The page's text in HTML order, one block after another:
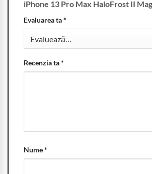
iPhone 13 Pro Max HaloFrost II
Evaluarea ta*
Recenzia ta*
Nume*